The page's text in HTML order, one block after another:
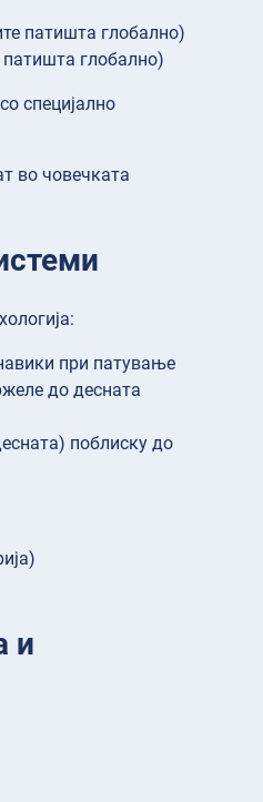
патишта глобално)
патишта глобално)
специјално
во човечката
при патување
до десната
поблиску до
и